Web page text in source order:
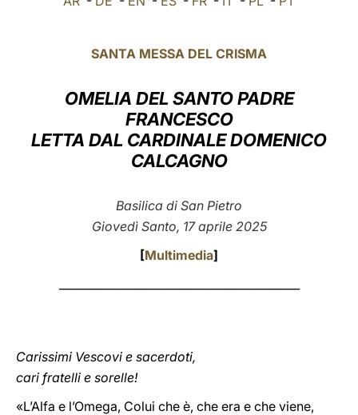
POLSKI
中文
LATINE
SANTA MESSA DEL CRISMA
OMELIA DEL SANTO PADRE
FRANCESCO
LETTA DAL CARDINALE DOMENICO
CALCAGNO
Basilica di San Pietro
Giovedì Santo, 17 aprile 2025
[Multimedia]
Carissimi Vescovi e sacerdoti,
cari fratelli e sorelle!
«L’Alfa e l’Omega, Colui che è, che era e che viene,